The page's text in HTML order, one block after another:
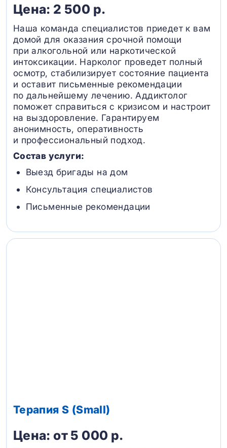
Цена: 2 500 р.
Наша команда специалистов приедет к вам
домой для оказания срочной помощи
при алкогольной или наркотической
интоксикации. Нарколог проведет полный
осмотр, стабилизирует состояние пациента
и оставит письменные рекомендации
по дальнейшему лечению. Аддиктолог
поможет справиться с кризисом и настроит
на выздоровление. Гарантируем
анонимность, оперативность
и профессиональный подход.
Состав услуги:
Выезд бригады на дом
Консультация специалистов
Письменные рекомендации
Терапия S (Small)
Цена: от 5 000 р.